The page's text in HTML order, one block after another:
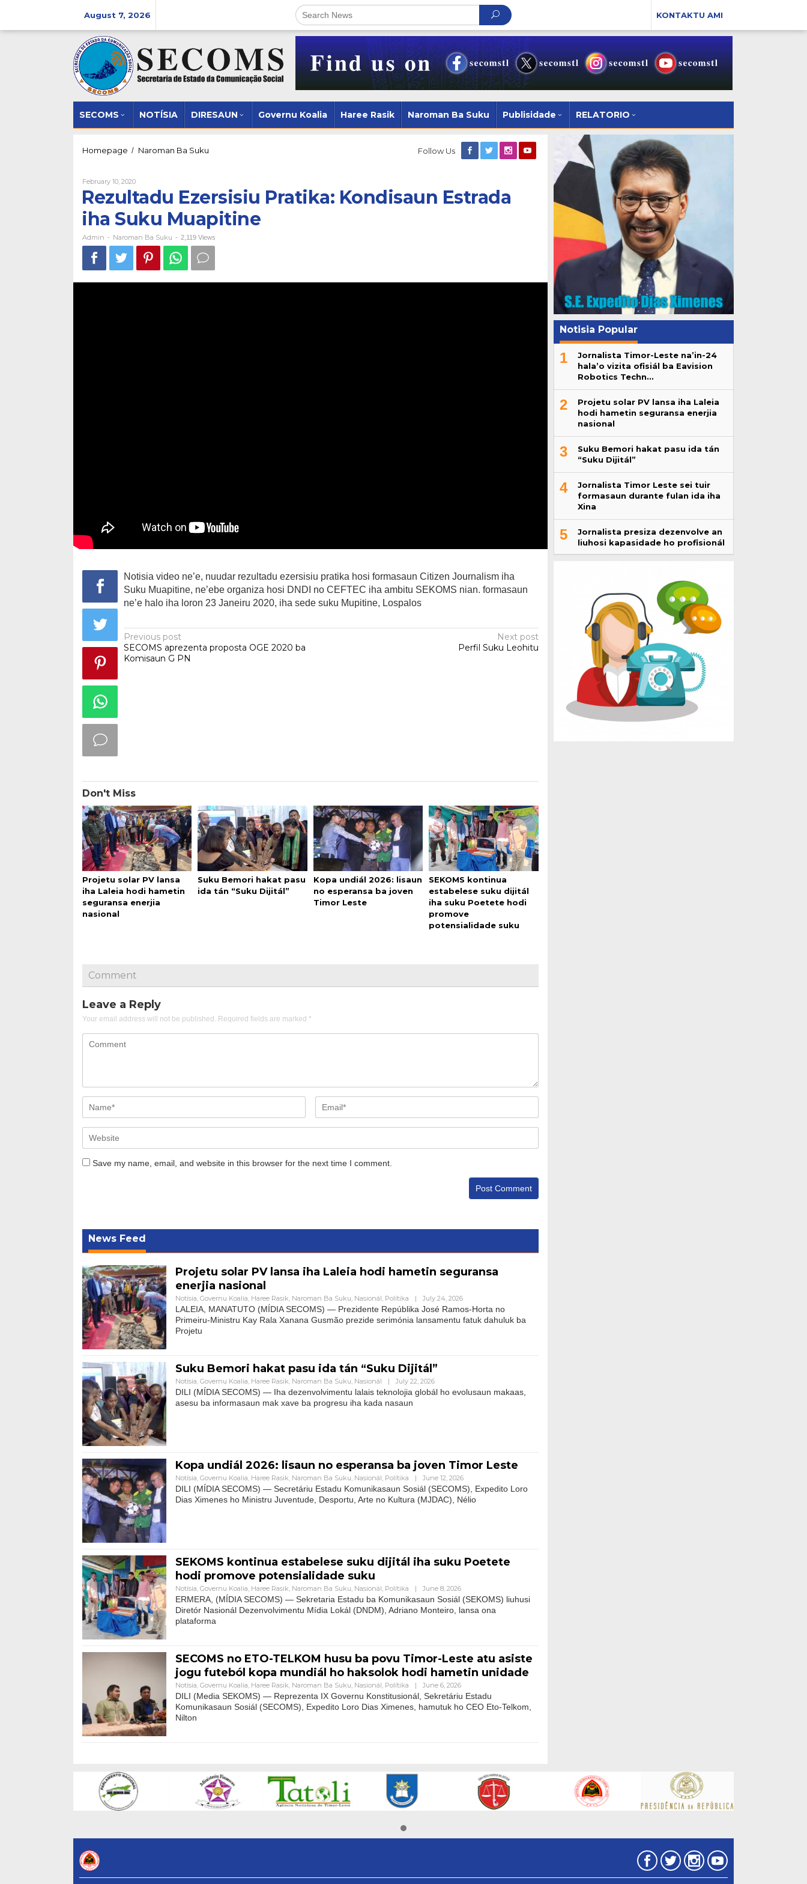
August 7, 2026 KONTAKTU AMI
SECOMS NOTĺSIA DIRESAUN Governu Koalia Haree Rasik Naroman Ba Suku Publisidade RELATORIO
Homepage / Naroman Ba Suku
Estrada
iha
Suku
Muapitine
Follow Us
February 10, 2020By
Rezultadu Ezersisiu Pratika: Kondisaun Estrada
iha Suku Muapitine
Admin - Naroman Ba Suku - 2,119 Views
Notisia video ne’e, nuudar rezultadu ezersisiu pratika hosi formasaun Citizen Journalism iha
Suku Muapitine, ne’ebe organiza hosi DNDI no CEFTEC iha ambitu SEKOMS nian. formasaun
ne’e halo iha loron 23 Janeiru 2020, iha sede suku Mupitine, Lospalos
Post
navigation
Previous post
SECOMS aprezenta proposta OGE 2020 ba
Komisaun G PN
Next post
Perfil Suku Leohitu
Don't Miss
Projetu solar PV lansa
iha Laleia hodi hametin
seguransa enerjia
nasional
Suku Bemori hakat pasu
ida tán “Suku Dijitál”
Kopa undiál 2026: lisaun
no esperansa ba joven
Timor Leste
SEKOMS kontinua
estabelese suku dijitál
iha suku Poetete hodi
promove
potensialidade suku
Comment
Leave a Reply
Your email address will not be published. Required fields are marked *
Save my name, email, and website in this browser for the next time I comment.
News Feed
Projetu solar PV lansa iha Laleia hodi hametin seguransa
enerjia nasional
Notísia Governu Koalia Haree Rasik Naroman Ba Suku Nasionál Polítika | July 24, 2026
LALEIA, MANATUTO (MÍDIA SECOMS) — Prezidente Repúblika José Ramos-Horta no
Primeiru-Ministru Kay Rala Xanana Gusmão prezide serimónia lansamentu fatuk dahuluk ba
Projetu
Suku Bemori hakat pasu ida tán “Suku Dijitál”
Notísia Governu Koalia Haree Rasik Naroman Ba Suku Nasionál | July 22, 2026
DILI (MÍDIA SECOMS) — Iha dezenvolvimentu lalais teknolojia globál ho evolusaun makaas,
asesu ba informasaun mak xave ba progresu iha kada nasaun
Kopa undiál 2026: lisaun no esperansa ba joven Timor Leste
Notísia Governu Koalia Haree Rasik Naroman Ba Suku Nasionál Polítika | June 12, 2026
DILI (MÍDIA SECOMS) — Secretáriu Estadu Komunikasaun Sosiál (SECOMS), Expedito Loro
Dias Ximenes ho Ministru Juventude, Desportu, Arte no Kultura (MJDAC), Nélio
SEKOMS kontinua estabelese suku dijitál iha suku Poetete
hodi promove potensialidade suku
Notísia Governu Koalia Haree Rasik Naroman Ba Suku Nasionál Polítika | June 8, 2026
ERMERA, (MÍDIA SECOMS) — Sekretaria Estadu ba Komunikasaun Sosiál (SEKOMS) liuhusi
Diretór Nasionál Dezenvolvimentu Mídia Lokál (DNDM), Adriano Monteiro, lansa ona
plataforma
SECOMS no ETO-TELKOM husu ba povu Timor-Leste atu asiste
jogu futeból kopa mundiál ho haksolok hodi hametin unidade
Notísia Governu Koalia Haree Rasik Naroman Ba Suku Nasionál Polítika | June 6, 2026
DILI (Media SEKOMS) — Reprezenta IX Governu Konstitusionál, Sekretáriu Estadu
Komunikasaun Sosiál (SECOMS), Expedito Loro Dias Ximenes, hamutuk ho CEO Eto-Telkom,
Nilton
Notisia Popular
1
Jornalista Timor-Leste na’in-24
hala’o vizita ofisiál ba Eavision
Robotics Techn…
2
Projetu solar PV lansa iha Laleia
hodi hametin seguransa enerjia
nasional
3
Suku Bemori hakat pasu ida tán
“Suku Dijitál”
4
Jornalista Timor Leste sei tuir
formasaun durante fulan ida iha
Xina
5
Jornalista presiza dezenvolve an
liuhosi kapasidade ho profisionál